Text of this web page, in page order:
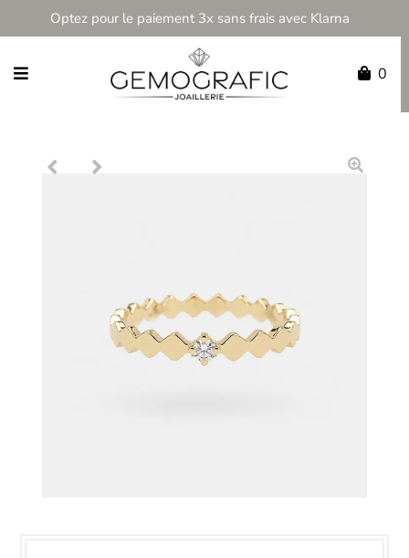
Optez pour le paiement 3x sans frais avec Klarna
0